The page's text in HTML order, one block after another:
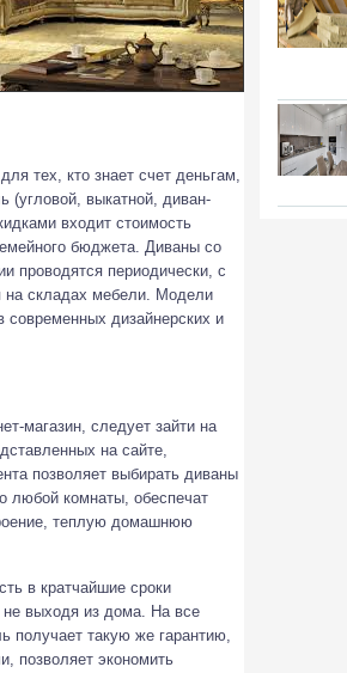
тех, кто знает счет деньгам,
(угловой, выкатной, диван-
входит стоимость
бюджета. Диваны со
проводятся периодически, с
на складах мебели. Модели
современных дизайнерских и
магазин, следует зайти на
на сайте,
позволяет выбирать диваны
любой комнаты, обеспечат
теплую домашнюю
в кратчайшие сроки
выходя из дома. На все
получает такую же гарантию,
позволяет экономить